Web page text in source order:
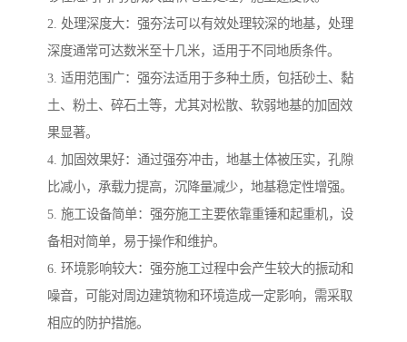
2. 处理深度大：强夯法可以有效处理较深的地基，处理
深度通常可达数米至十几米，适用于不同地质条件。
3. 适用范围广：强夯法适用于多种土质，包括砂土、黏
土、粉土、碎石土等，尤其对松散、软弱地基的加固效
果显著。
4. 加固效果好：通过强夯冲击，地基土体被压实，孔隙
比减小，承载力提高，沉降量减少，地基稳定性增强。
5. 施工设备简单：强夯施工主要依靠重锤和起重机，设
备相对简单，易于操作和维护。
6. 环境影响较大：强夯施工过程中会产生较大的振动和
噪音，可能对周边建筑物和环境造成一定影响，需采取
相应的防护措施。